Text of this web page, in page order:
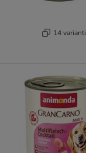
14 varianti